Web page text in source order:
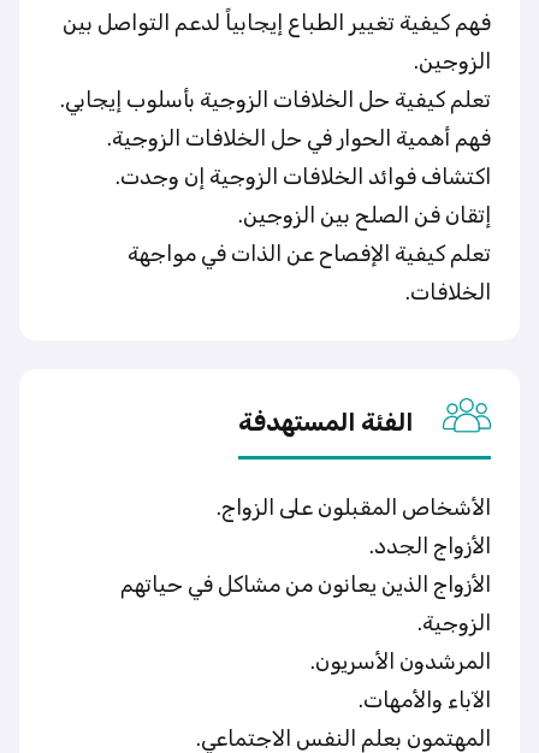
فهم كيفية تغيير الطباع إيجابياً لدعم التواصل بين
الزوجين.
تعلم كيفية حل الخلافات الزوجية بأسلوب إيجابي.
فهم أهمية الحوار في حل الخلافات الزوجية.
اكتشاف فوائد الخلافات الزوجية إن وجدت.
إتقان فن الصلح بين الزوجين.
تعلم كيفية الإفصاح عن الذات في مواجهة
الخلافات.
الفئة المستهدفة
الأشخاص المقبلون على الزواج.
الأزواج الجدد.
الأزواج الذين يعانون من مشاكل في حياتهم
الزوجية.
المرشدون الأسريون.
الآباء والأمهات.
المهتمون بعلم النفس الاجتماعي.